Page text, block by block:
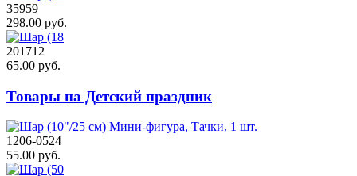
35959
298.00 руб.
201712
65.00 руб.
Товары на Детский праздник
1206-0524
55.00 руб.